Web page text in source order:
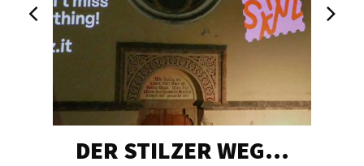
DER STILZER WEG…